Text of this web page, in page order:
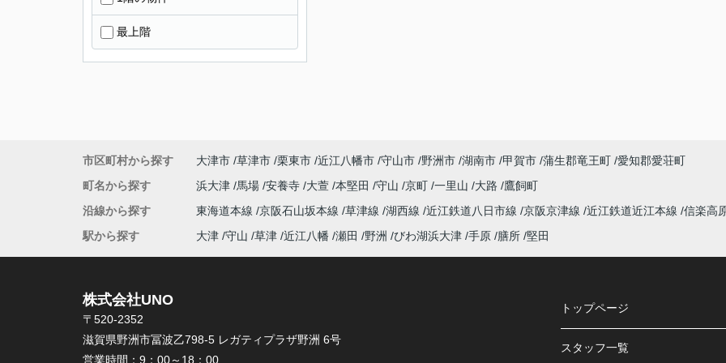
最上階
市区町村から探す 大津市 草津市 栗東市 近江八幡市 守山市 野洲市 湖南市 甲賀市 蒲生郡竜王町 愛知郡愛荘町
町名から探す
浜大津 馬場 安養寺 大萱 本堅田 守山 京町 一里山 大路
鷹飼町
沿線から探す
東海道本線 京阪石山坂本線 草津線 湖西線 近江鉄道八日市線 京阪京津線 近江鉄道近江本線 信楽高
駅から探す
大津 守山 草津 近江八幡 瀬田 野洲 びわ湖浜大津 手原 膳所 堅田
株式会社UNO
〒520-2352
滋賀県野洲市冨波乙798-5 レガティプラザ野洲 6号
営業時間： 9：00～18：00
トップページ
スタッフ一覧